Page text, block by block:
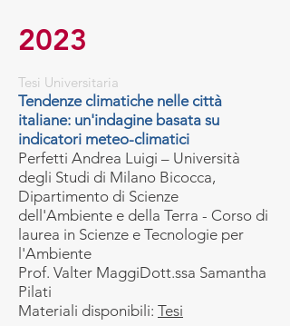
2023
Tesi Universitaria
Tendenze climatiche nelle città
italiane: un'indagine basata su
indicatori meteo-climatici
Perfetti Andrea Luigi – Università
degli Studi di Milano Bicocca,
Dipartimento di Scienze
dell'Ambiente e della Terra - Corso di
laurea in Scienze e Tecnologie per
l'Ambiente
Prof. Valter MaggiDott.ssa Samantha
Pilati
Materiali disponibili: Tesi